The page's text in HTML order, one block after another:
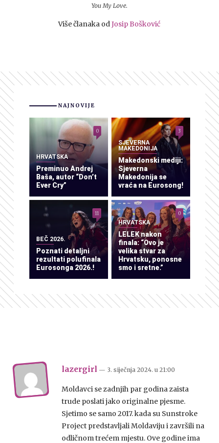
You My Love.
Više članaka odJosip Bošković
NAJNOVIJE
HRVATSKA
Preminuo Andrej
Baša, autor “Don’t
Ever Cry”
0
SJEVERNA
MAKEDONIJA
Makedonski mediji:
Sjeverna
Makedonija se
vraća na Eurosong!
3
BEČ 2026.
Poznati detaljni
rezultati polufinala
Eurosonga 2026.!
11
HRVATSKA
LELEK nakon
finala: “Ovo je
velika stvar za
Hrvatsku, ponosne
smo i sretne.”
0
lazergirl — 3. siječnja 2024. u 21:00
Moldavci se zadnjih par godina zaista
trude poslati jako originalne pjesme.
Sjetimo se samo 2017. kada su Sunstroke
Project predstavljali Moldaviju i završili na
odličnom trećem mjestu. Ove godine ima